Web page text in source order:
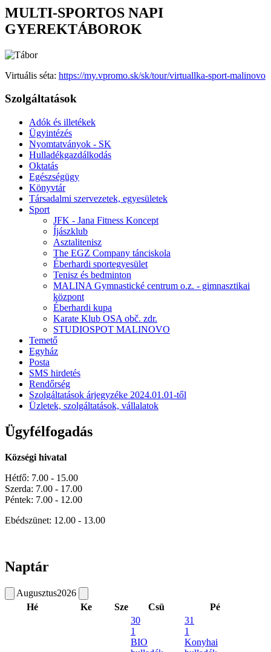
MULTI-SPORTOS NAPI
GYEREKTÁBOROK
Virtuális séta: https://my.vpromo.sk/sk/tour/virtuallka-sport-malinovo
Szolgáltatások
Adók és illetékek
Ügyintézés
Nyomtatványok - SK
Hulladékgazdálkodás
Oktatás
Egészségügy
Könyvtár
Társadalmi szervezetek, egyesületek
Sport
JFK - Jana Fitness Koncept
Íjászklub
Asztalitenisz
The EGZ Company tánciskola
Éberhardi sportegyesület
Tenisz és bedminton
MALINA Gymnastické centrum o.z. - gimnasztikai
központ
Éberhardi kupa
Karate Klub OSA obč. zdr.
STUDIOSPOT MALINOVO
Temető
Egyház
Posta
SMS hirdetés
Rendőrség
Szolgáltatások árjegyzéke 2024.01.01-től
Üzletek, szolgáltatások, vállalatok
Ügyfélfogadás
Községi hivatal
Hétfő: 7.00 - 15.00
Szerda: 7.00 - 17.00
Péntek: 7.00 - 12.00
Ebédszünet: 12.00 - 13.00
Naptár
Augusztus2026
Hé
Ke Sze Csü Pé
30
1
BIO
31
1
Konyhai